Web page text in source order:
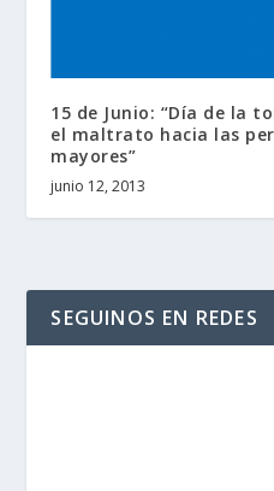
15 de Junio: “Día de la
el maltrato hacia las
mayores”
junio 12, 2013
SEGUINOS EN REDES